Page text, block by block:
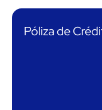
Póliza de